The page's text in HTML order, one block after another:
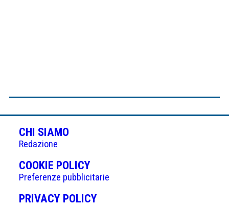
CHI SIAMO
Redazione
COOKIE POLICY(APRE
IN
UNA
Preferenze pubblicitarie
PRIVACY POLICY(APRE